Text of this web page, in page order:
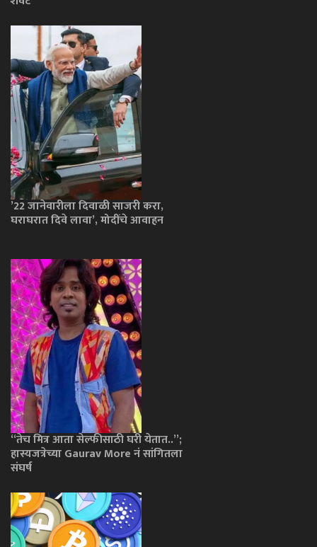
’22 जानेवारीला दिवाळी साजरी करा,
घराघरात दिवे लावा’, मोदींचे आवाहन
“तेच मित्र आता सेल्फीसाठी घरी येतात..”;
हास्यजत्रेच्या Gaurav More नं सांगितला
संघर्ष